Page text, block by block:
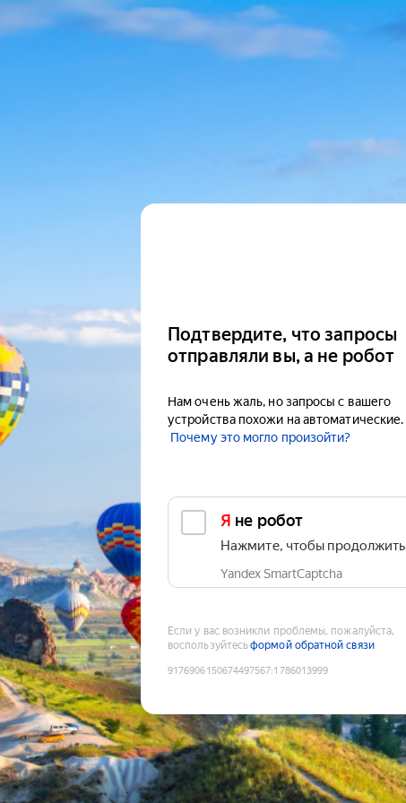
Подтвердите, что запросы
отправляли вы, а не робот
Нам очень жаль, но запросы с вашего
устройства похожи на автоматические.
Почему это могло произойти?
Я не робот
Нажмите, чтобы продолжить
Yandex SmartCaptcha
Если у вас возникли проблемы, пожалуйста,
воспользуйтесьформой обратной связи
9176906150674497567:1786013999